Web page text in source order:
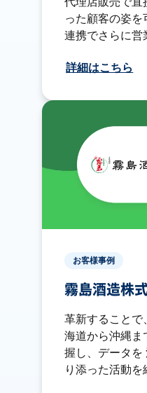
った顧客の姿
連携でさらに営
詳細はこちら
お客様事例
霧島酒造株
革新すること
海道から沖縄
握し、データ
り添った活動を